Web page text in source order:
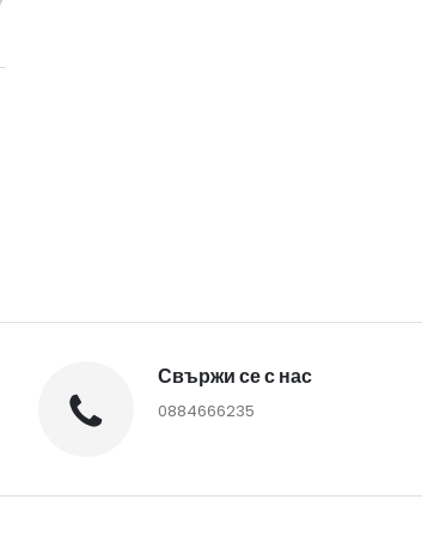
Свържи се с нас
0884666235